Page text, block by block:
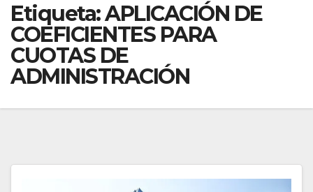
Etiqueta:APLICACIÓN DE
COEFICIENTES PARA
CUOTAS DE
ADMINISTRACIÓN